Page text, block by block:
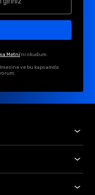
Metni'ni okudum.
ve bu kapsamda